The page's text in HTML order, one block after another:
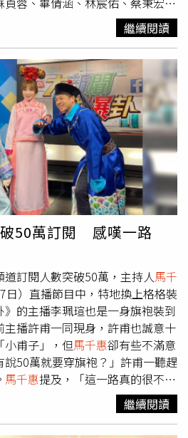
攝宣傳照，除了主播正裝之外，還
截然不同的風格。張若妤放閃透
侶裝穿搭。（圖／主播張若妤提
，9月剛復工的主播張若妤，對於
訊息，讓她覺得很期待，「因為去
個月，我心想再怎樣也不會比去
體重飆到人生巔峰，足足增胖9
加上照顧小孩太累，所以沒有運
拍照，她一身粉嫩薄荷綠短版上衣
身材，腹部更露出「馬甲線」川
眼睛為之一亮。 張若妤為了拍
就連老公都幫忙出主意，「我本
，但先生說穿太寬鬆拍照不好
好像對合身衣服情有獨鍾」，意
好。她分享與先生認識到結婚滿10
同穿情侶裝，「他如果發現我穿
換穿同色系的衣服，其實想想還
幸福甜蜜。生產前張若妤主持的
目中除了展現廚藝，還有食物、
向2024年，張若妤也悄悄透露：
單元』，等正式上軌道再告訴大
精美限量「2024中天新聞主播
開放預購。
繼續閱讀
50萬訂閱 感嘆一路
訂閱人數突破50萬，主持人馬千
日）直播節目中，特地換上格格裝
的主播李珮瑄也是一身旗袍裝到
播許甫一同現身，許甫也誠意十
小甫子」，但馬千惠卻有些不滿意
50萬就要穿旗袍？」許甫一聽趕
馬千惠提及，「這一路真的很不容
得還好，但我們一路走來真的是斑
的力量每天作戰，絞盡腦汁就想突
繼續閱讀